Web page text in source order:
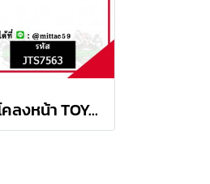
ลูกหมากกันโคลงหน้า TOYOTA AVANZA อเวนซ่า ปี 04-11ชุดช่วงล่าง TRW ราคาต่อคู่